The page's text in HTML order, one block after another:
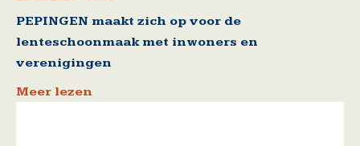
PEPINGEN maakt zich op voor de
lenteschoonmaak met inwoners en
verenigingen
Meer lezen